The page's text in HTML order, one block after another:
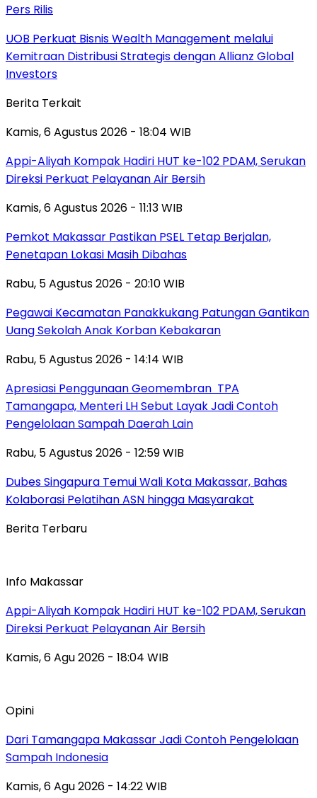
Pers Rilis
UOB Perkuat Bisnis Wealth Management melalui
Kemitraan Distribusi Strategis dengan Allianz Global
Investors
Berita Terkait
Kamis, 6 Agustus 2026 - 18:04 WIB
Appi-Aliyah Kompak Hadiri HUT ke-102 PDAM, Serukan
Direksi Perkuat Pelayanan Air Bersih
Kamis, 6 Agustus 2026 - 11:13 WIB
Pemkot Makassar Pastikan PSEL Tetap Berjalan,
Penetapan Lokasi Masih Dibahas
Rabu, 5 Agustus 2026 - 20:10 WIB
Pegawai Kecamatan Panakkukang Patungan Gantikan
Uang Sekolah Anak Korban Kebakaran
Rabu, 5 Agustus 2026 - 14:14 WIB
Apresiasi Penggunaan Geomembran TPA
Tamangapa, Menteri LH Sebut Layak Jadi Contoh
Pengelolaan Sampah Daerah Lain
Rabu, 5 Agustus 2026 - 12:59 WIB
Dubes Singapura Temui Wali Kota Makassar, Bahas
Kolaborasi Pelatihan ASN hingga Masyarakat
Berita Terbaru
Info Makassar
Appi-Aliyah Kompak Hadiri HUT ke-102 PDAM, Serukan
Direksi Perkuat Pelayanan Air Bersih
Kamis, 6 Agu 2026 - 18:04 WIB
Opini
Dari Tamangapa Makassar Jadi Contoh Pengelolaan
Sampah Indonesia
Kamis, 6 Agu 2026 - 14:22 WIB